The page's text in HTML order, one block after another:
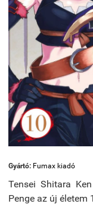
Gyártó: Fumax kiadó
Tensei Shitara
Penge az új életem